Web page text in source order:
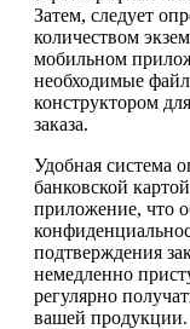
Затем, следует
количеством
мобильном
необходимые
конструктором
заказа.
Удобная система
банковской
приложение, что
подтверждения
немедленно
регулярно
вашей продукции.